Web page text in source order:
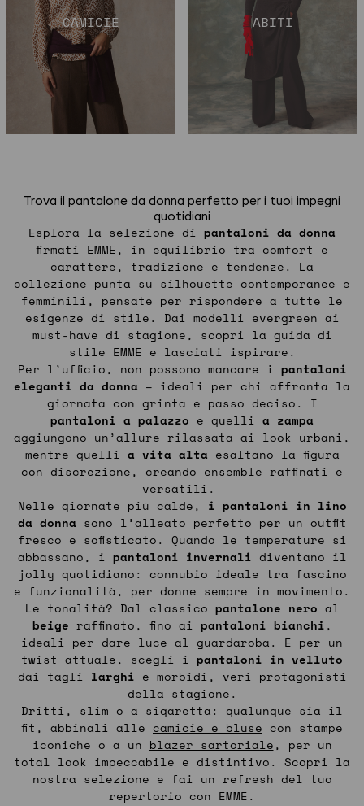
CAMICIE ABITI
Trova il pantalone da donna perfetto per i tuoi impegni
quotidiani
Esplora la selezione di pantaloni da donna
firmati EMME, in equilibrio tra comfort e
carattere, tradizione e tendenze. La
collezione punta su silhouette contemporanee e
femminili, pensate per rispondere a tutte le
esigenze di stile. Dai modelli evergreen ai
must-have di stagione, scopri la guida di
stile EMME e lasciati ispirare.
Per l’ufficio, non possono mancare i pantaloni
eleganti da donna – ideali per chi affronta la
giornata con grinta e passo deciso. I
pantaloni a palazzo e quelli a zampa
aggiungono un’allure rilassata ai look urbani,
mentre quelli a vita alta esaltano la figura
con discrezione, creando ensemble raffinati e
versatili.
Nelle giornate più calde, i pantaloni in lino
da donna sono l’alleato perfetto per un outfit
fresco e sofisticato. Quando le temperature si
abbassano, i pantaloni invernali diventano il
jolly quotidiano: connubio ideale tra fascino
e funzionalità, per donne sempre in movimento.
Le tonalità? Dal classico pantalone nero al
beige raffinato, fino ai pantaloni bianchi,
ideali per dare luce al guardaroba. E per un
twist attuale, scegli i pantaloni in velluto
dai tagli larghi e morbidi, veri protagonisti
della stagione.
Dritti, slim o a sigaretta: qualunque sia il
fit, abbinali alle camicie e bluse con stampe
iconiche o a un blazer sartoriale, per un
total look impeccabile e distintivo. Scopri la
nostra selezione e fai un refresh del tuo
repertorio con EMME.